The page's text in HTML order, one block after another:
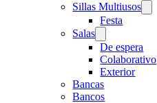
Sillas Multiusos
Festa
Salas
De espera
Colaborativo
Exterior
Bancas
Bancos